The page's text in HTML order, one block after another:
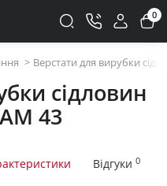
0
Верстати для вирубки
сідловин
43
Відгуки 0